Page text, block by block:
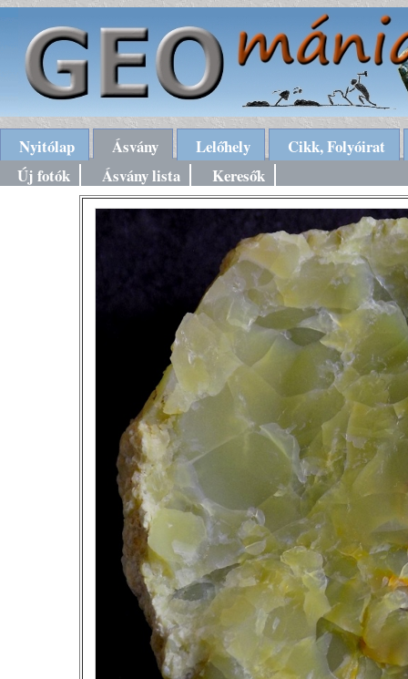
Nyitólap Ásvány Lelőhely
Cikk, Folyóirat
Új fotók
Ásvány lista Keresők